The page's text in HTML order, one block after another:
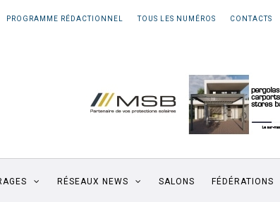
PROGRAMME RÉDACTIONNEL TOUS LES NUMÉROS CONTACTS
RÉSEAUX NEWS SALONS FÉDÉRATIONS